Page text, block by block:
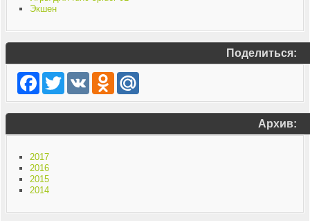
Экшен
Поделиться:
Facebook
TwitterVK Odnoklassniki
Mail.Ru
Архив:
2017
2016
2015
2014